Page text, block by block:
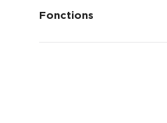
Fonctions